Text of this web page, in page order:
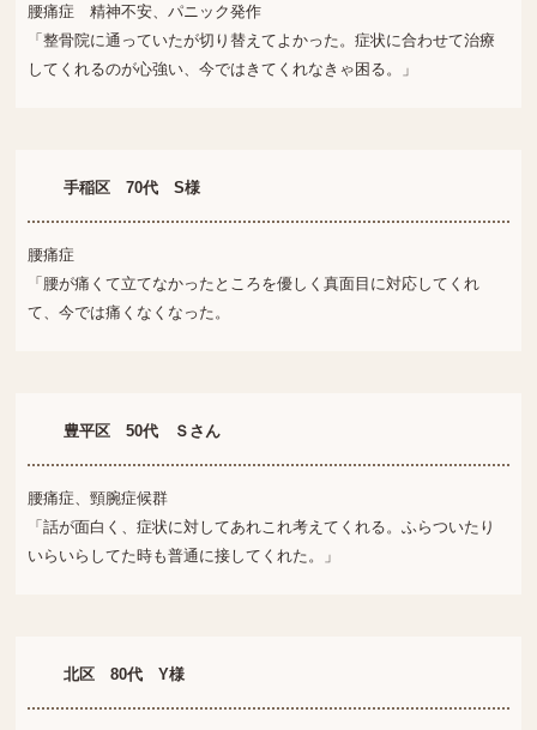
腰痛症 精神不安、パニック発作
「整骨院に通っていたが切り替えてよかった。症状に合わせて治療
してくれるのが心強い、今ではきてくれなきゃ困る。」
手稲区 70代 S様
腰痛症
「腰が痛くて立てなかったところを優しく真面目に対応してくれ
て、今では痛くなくなった。
豊平区 50代 Ｓさん
腰痛症、頸腕症候群
「話が面白く、症状に対してあれこれ考えてくれる。ふらついたり
いらいらしてた時も普通に接してくれた。」
北区 80代 Y様